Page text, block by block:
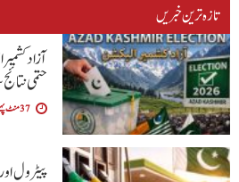
تازہ ترین خبریں
آزاد
حتمی
37 منٹ پہلے
پیٹرول